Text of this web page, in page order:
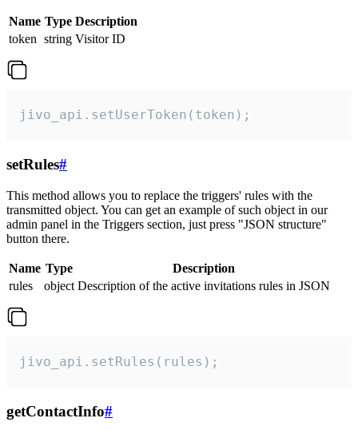
Name Type Description
token string Visitor ID
jivo_api.setUserToken(token);
setRules#
This method allows you to replace the triggers' rules with the
transmitted object. You can get an example of such object in our
admin panel in the Triggers section, just press "JSON structure"
button there.
Name Type
Description
rules
object Description of the active invitations rules in JSON
jivo_api.setRules(rules);
getContactInfo#